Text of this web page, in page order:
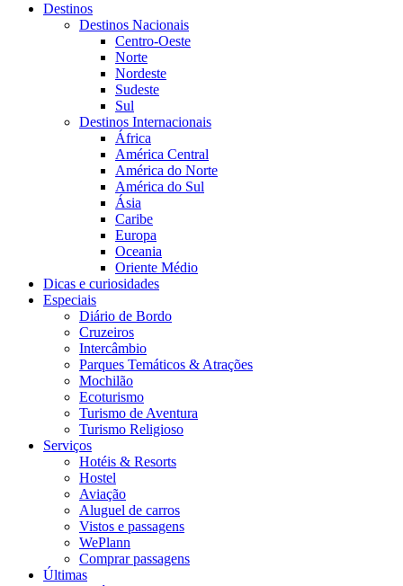
Destinos
Destinos Nacionais
Centro-Oeste
Norte
Nordeste
Sudeste
Sul
Destinos Internacionais
África
América Central
América do Norte
América do Sul
Ásia
Caribe
Europa
Oceania
Oriente Médio
Dicas e curiosidades
Especiais
Diário de Bordo
Cruzeiros
Intercâmbio
Parques Temáticos & Atrações
Mochilão
Ecoturismo
Turismo de Aventura
Turismo Religioso
Serviços
Hotéis & Resorts
Hostel
Aviação
Aluguel de carros
Vistos e passagens
WePlann
Comprar passagens
Últimas